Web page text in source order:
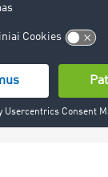
Siųsti formą